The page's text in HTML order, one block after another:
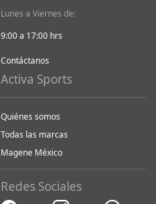
Lunes a Viernes de:
9:00 a 17:00 hrs
Contáctanos
Activa Sports
Quiénes somos
Todas las marcas
Magene México
Redes Sociales